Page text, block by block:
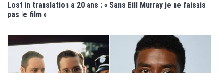
Lost in translation a 20 ans : « Sans Bill Murray je ne faisais
pas le film »